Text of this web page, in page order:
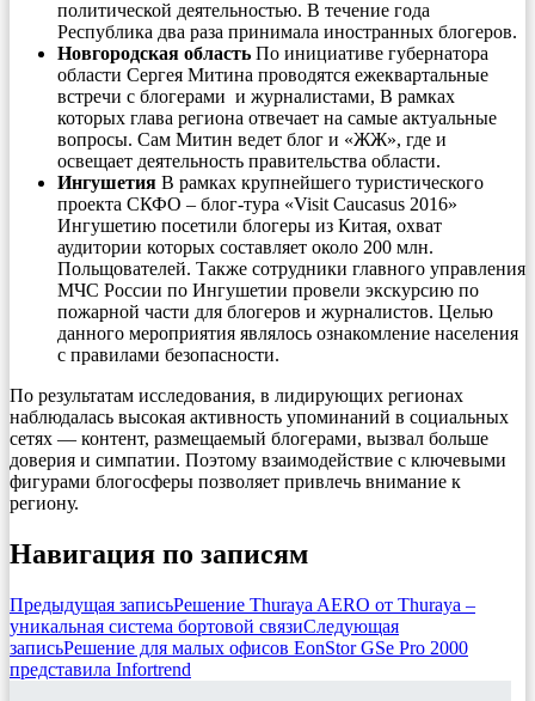
политической деятельностью. В течение года
Республика два раза принимала иностранных блогеров.
Новгородская область По инициативе губернатора
области Сергея Митина проводятся ежеквартальные
встречи с блогерами и журналистами, В рамках
которых глава региона отвечает на самые актуальные
вопросы. Сам Митин ведет блог и «ЖЖ», где и
освещает деятельность правительства области.
Ингушетия В рамках крупнейшего туристического
проекта СКФО – блог-тура «Visit Caucasus 2016»
Ингушетию посетили блогеры из Китая, охват
аудитории которых составляет около 200 млн.
Польщователей. Также сотрудники главного управления
МЧС России по Ингушетии провели экскурсию по
пожарной части для блогеров и журналистов. Целью
данного мероприятия являлось ознакомление населения
с правилами безопасности.
По результатам исследования, в лидирующих регионах
наблюдалась высокая активность упоминаний в социальных
сетях — контент, размещаемый блогерами, вызвал больше
доверия и симпатии. Поэтому взаимодействие с ключевыми
фигурами блогосферы позволяет привлечь внимание к
региону.
Навигация по записям
Предыдущая записьРешение Thuraya AERO от Thuraya –
уникальная система бортовой связиСледующая
записьРешение для малых офисов EonStor GSe Pro 2000
представила Infortrend